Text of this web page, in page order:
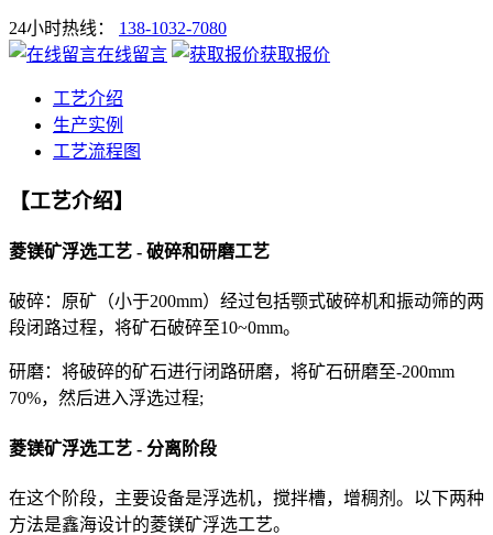
24小时热线：
138-1032-7080
在线留言
获取报价
工艺介绍
生产实例
工艺流程图
【工艺介绍】
菱镁矿浮选工艺 - 破碎和研磨工艺
破碎：原矿（小于200mm）经过包括颚式破碎机和振动筛的两
段闭路过程，将矿石破碎至10~0mm。
研磨：将破碎的矿石进行闭路研磨，将矿石研磨至-200mm
70%，然后进入浮选过程;
菱镁矿浮选工艺 - 分离阶段
在这个阶段，主要设备是浮选机，搅拌槽，增稠剂。以下两种
方法是鑫海设计的菱镁矿浮选工艺。